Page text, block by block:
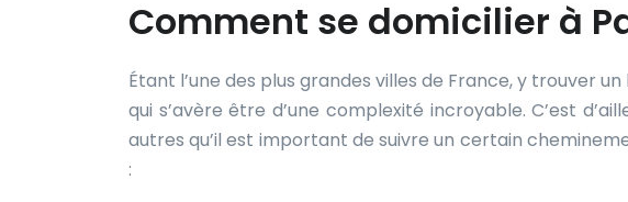
Comment se domicilier à
Étant l’une des plus grandes villes de France, y trouver
qui s’avère être d’une complexité incroyable. C’est
autres qu’il est important de suivre un certain
: